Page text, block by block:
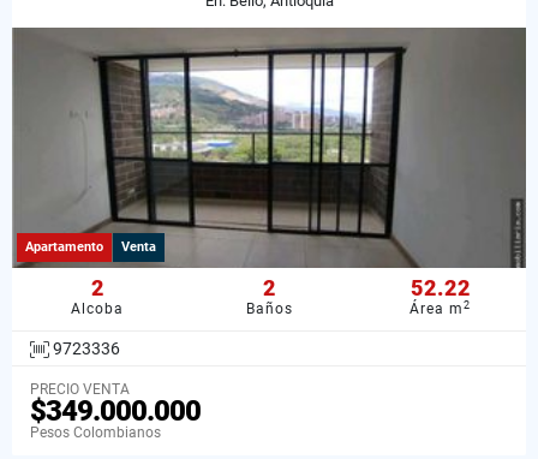
Apartamento Venta
2
Alcoba
2
Baños
52.22
Área m2
9723336
PRECIO VENTA
$349.000.000
Pesos Colombianos